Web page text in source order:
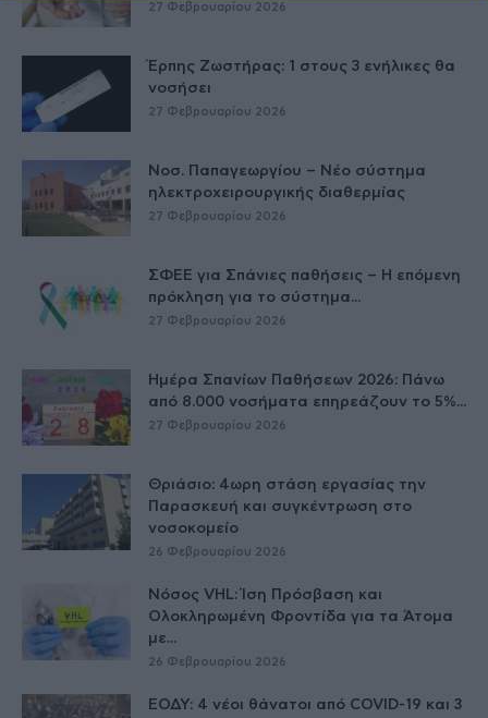
27 Φεβρουαρίου 2026
Έρπης Ζωστήρας: 1 στους 3 ενήλικες θα
νοσήσει
27 Φεβρουαρίου 2026
Νοσ. Παπαγεωργίου – Νέο σύστημα
ηλεκτροχειρουργικής διαθερμίας
27 Φεβρουαρίου 2026
ΣΦΕΕ για Σπάνιες παθήσεις – Η επόμενη
πρόκληση για το σύστημα...
27 Φεβρουαρίου 2026
Ημέρα Σπανίων Παθήσεων 2026: Πάνω
από 8.000 νοσήματα επηρεάζουν το 5%...
27 Φεβρουαρίου 2026
Θριάσιο: 4ωρη στάση εργασίας την
Παρασκευή και συγκέντρωση στο
νοσοκομείο
26 Φεβρουαρίου 2026
Νόσος VHL: Ίση Πρόσβαση και
Ολοκληρωμένη Φροντίδα για τα Άτομα
με...
26 Φεβρουαρίου 2026
ΕΟΔΥ: 4 νέοι θάνατοι από COVID-19 και 3